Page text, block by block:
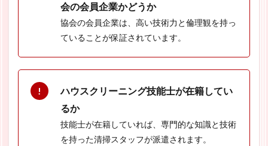
会の会員企業かどうか
協会の会員企業は、高い技術力と倫理観を持っ
ていることが保証されています。
ハウスクリーニング技能士が在籍してい
るか
技能士が在籍していれば、専門的な知識と技術
を持った清掃スタッフが派遣されます。